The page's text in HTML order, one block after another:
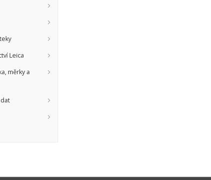
Leica
měrky a